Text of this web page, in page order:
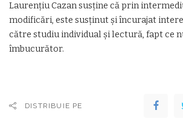
Laurențiu Cazan susține că prin
modificări, este susținut și încurajat
către studiu individual și lectură, fapt ce
îmbucurător.
DISTRIBUIE PE